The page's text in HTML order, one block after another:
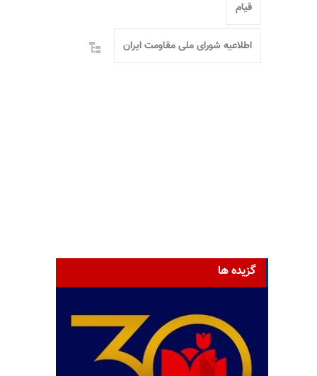
قیام
اطلاعیه شورای ملی مقاومت ایران
گزیده ها